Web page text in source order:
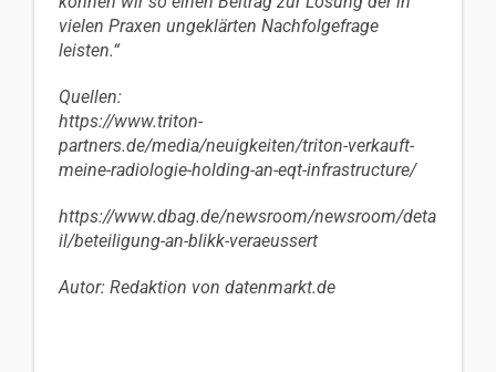
vielen Praxen ungeklärten Nachfolgefrage
leisten.“
Quellen:
https://www.triton-
partners.de/media/neuigkeiten/triton-verkauft-
meine-radiologie-holding-an-eqt-infrastructure/
https://www.dbag.de/newsroom/newsroom/deta
il/beteiligung-an-blikk-veraeussert
Autor: Redaktion von datenmarkt.de